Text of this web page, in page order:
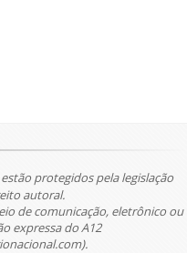
protegidos pela legislação
autoral.
de comunicação, eletrônico ou
expressa do A12